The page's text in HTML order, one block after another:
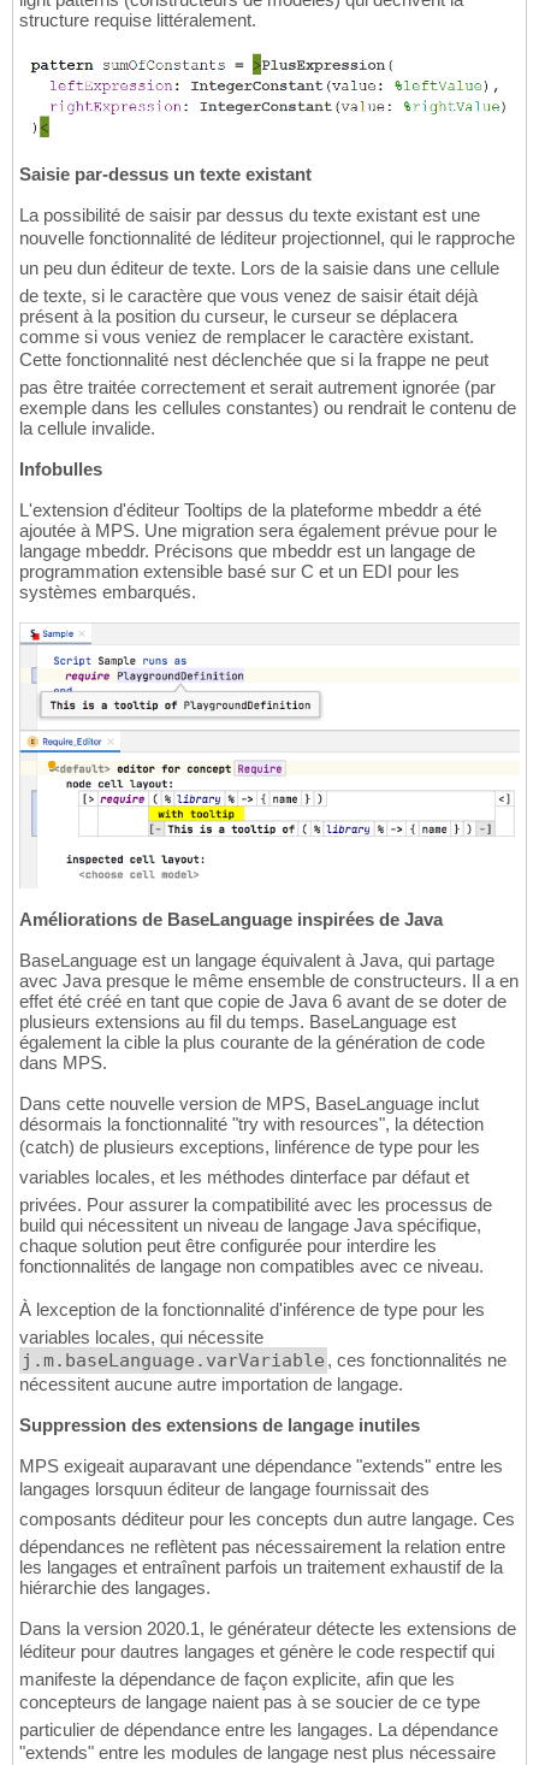
structure requise littéralement.
Saisie par-dessus un texte existant
La possibilité de saisir par dessus du texte existant est une
nouvelle fonctionnalité de léditeur projectionnel, qui le rapproche
un peu dun éditeur de texte. Lors de la saisie dans une cellule
de texte, si le caractère que vous venez de saisir était déjà
présent à la position du curseur, le curseur se déplacera
comme si vous veniez de remplacer le caractère existant.
Cette fonctionnalité nest déclenchée que si la frappe ne peut
pas être traitée correctement et serait autrement ignorée (par
exemple dans les cellules constantes) ou rendrait le contenu de
la cellule invalide.
Infobulles
L'extension d'éditeur Tooltips de la plateforme mbeddr a été
ajoutée à MPS. Une migration sera également prévue pour le
langage mbeddr. Précisons que mbeddr est un langage de
programmation extensible basé sur C et un EDI pour les
systèmes embarqués.
Améliorations de BaseLanguage inspirées de Java
BaseLanguage est un langage équivalent à Java, qui partage
avec Java presque le même ensemble de constructeurs. Il a en
effet été créé en tant que copie de Java 6 avant de se doter de
plusieurs extensions au fil du temps. BaseLanguage est
également la cible la plus courante de la génération de code
dans MPS.
Dans cette nouvelle version de MPS, BaseLanguage inclut
désormais la fonctionnalité "try with resources", la détection
(catch) de plusieurs exceptions, linférence de type pour les
variables locales, et les méthodes dinterface par défaut et
privées. Pour assurer la compatibilité avec les processus de
build qui nécessitent un niveau de langage Java spécifique,
chaque solution peut être configurée pour interdire les
fonctionnalités de langage non compatibles avec ce niveau.
À lexception de la fonctionnalité d'inférence de type pour les
variables locales, qui nécessite
j.m.baseLanguage.varVariable , ces fonctionnalités ne
nécessitent aucune autre importation de langage.
Suppression des extensions de langage inutiles
MPS exigeait auparavant une dépendance "extends" entre les
langages lorsquun éditeur de langage fournissait des
composants déditeur pour les concepts dun autre langage. Ces
dépendances ne reflètent pas nécessairement la relation entre
les langages et entraînent parfois un traitement exhaustif de la
hiérarchie des langages.
Dans la version 2020.1, le générateur détecte les extensions de
léditeur pour dautres langages et génère le code respectif qui
manifeste la dépendance de façon explicite, afin que les
concepteurs de langage naient pas à se soucier de ce type
particulier de dépendance entre les langages. La dépendance
"extends" entre les modules de langage nest plus nécessaire